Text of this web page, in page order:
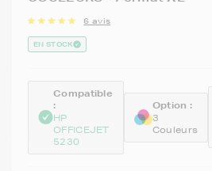
6 avis
EN STOCK
Compatible
:
HP
OFFICEJET
5230
Option :
3
Couleurs